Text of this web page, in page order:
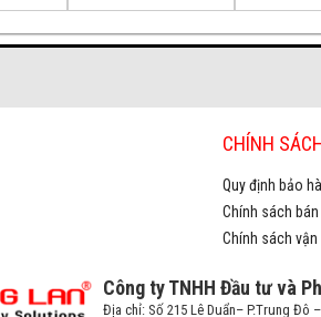
CHÍNH
Quy định bảo
Chính sách
Chính sách
Công ty TNHH Đầu tư và
Địa chỉ: Số 215 Lê Duẩn– P.Trung Đô